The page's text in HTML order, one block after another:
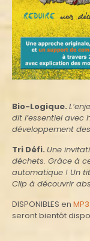
Bio-Logique. L
dit l’essentiel avec
développement
Tri Défi. Une
déchets. Grâce à
automatique ! Un
Clip à découvrir
DISPONIBLES en MP3
seront bientôt